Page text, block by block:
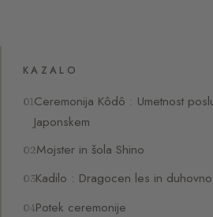
KAZALO
Ceremonija Kôdô : Umetnost
Japonskem
Mojster in šola Shino
Kadilo : Dragocen les in
Potek ceremonije